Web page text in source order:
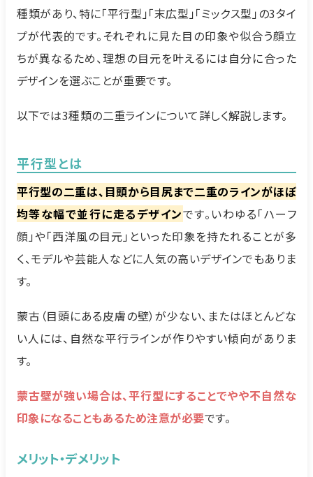
種類があり、特に「平行型」「末広型」「ミックス型」の3タイ
プが代表的です。それぞれに見た目の印象や似合う顔立
ちが異なるため、理想の目元を叶えるには自分に合った
デザインを選ぶことが重要です。
以下では3種類の二重ラインについて詳しく解説します。
平行型とは
平行型の二重は、目頭から目尻まで二重のラインがほぼ
均等な幅で並行に走るデザインです。いわゆる「ハーフ
顔」や「西洋風の目元」といった印象を持たれることが多
く、モデルや芸能人などに人気の高いデザインでもありま
す。
蒙古（目頭にある皮膚の壁）が少ない、またはほとんどな
い人には、自然な平行ラインが作りやすい傾向がありま
す。
蒙古壁が強い場合は、平行型にすることでやや不自然な
印象になることもあるため注意が必要です。
メリット・デメリット